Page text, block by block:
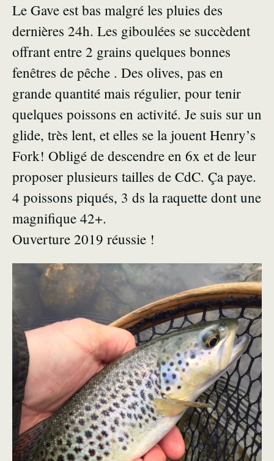
Le Gave est bas malgré les pluies des
dernières 24h. Les giboulées se succèdent
offrant entre 2 grains quelques bonnes
fenêtres de pêche . Des olives, pas en
grande quantité mais régulier, pour tenir
quelques poissons en activité. Je suis sur un
glide, très lent, et elles se la jouent Henry’s
Fork! Obligé de descendre en 6x et de leur
proposer plusieurs tailles de CdC. Ça paye.
4 poissons piqués, 3 ds la raquette dont une
magnifique 42+.
Ouverture 2019 réussie !